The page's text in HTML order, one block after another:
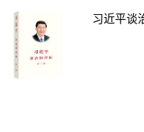
习近平谈